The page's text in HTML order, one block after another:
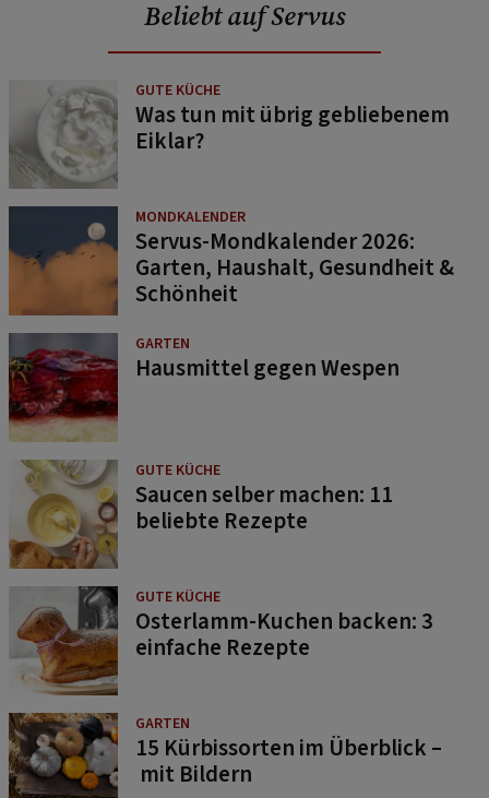
Beliebt auf Servus
GUTE KÜCHE
Was tun mit übrig gebliebenem
Eiklar?
MONDKALENDER
Servus-Mondkalender 2026:
Garten, Haushalt, Gesundheit &
Schönheit
GARTEN
Hausmittel gegen Wespen
GUTE KÜCHE
Saucen selber machen: 11
beliebte Rezepte
GUTE KÜCHE
Osterlamm-Kuchen backen: 3
einfache Rezepte
GARTEN
15 Kürbissorten im Überblick –
mit Bildern